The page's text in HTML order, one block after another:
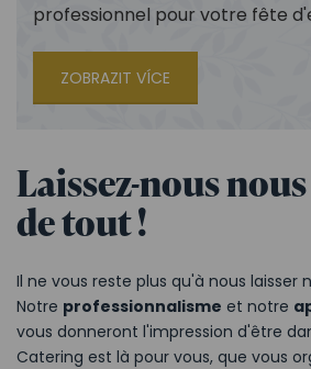
professionnel pour votre fête
ZOBRAZIT VÍCE
Laissez-nous
de tout !
Il ne vous reste plus qu'à nous laisser
Notre professionnalisme et notre
vous donneront l'impression d'être
Catering est là pour vous, que vous